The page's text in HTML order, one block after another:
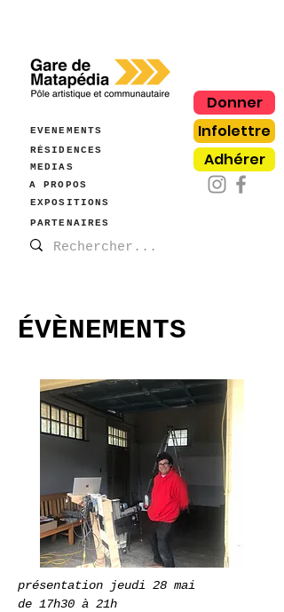
ÉVÈNEMENTS
RÉSIDENCES
MÉDIAS
À PROPOS
EXPOSITIONS
Donner
Infolettre
Adhérer
PARTENAIRES
ÉVÈNEMENTS
présentation jeudi 28 mai
de 17h30 à 21h